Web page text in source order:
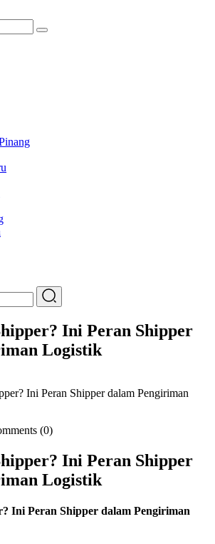
Ini Peran Shipper
Logistik
Ini Peran Shipper dalam Pengiriman
(0)
Ini Peran Shipper
Logistik
Ini Peran Shipper dalam Pengiriman